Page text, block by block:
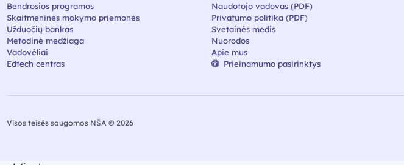
Bendrosios programos
Skaitmeninės mokymo priemonės
Užduočių bankas
Metodinė medžiaga
Vadovėliai
Edtech centras
Naudotojo vadovas (PDF)
Privatumo politika (PDF)
Svetainės medis
Nuorodos
Apie mus
Prieinamumo pasirinktys
Visos teisės saugomos NŠA © 2026